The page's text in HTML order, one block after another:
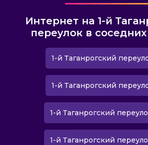
Интернет на 1-й
переулок в
1-й Таганрогский
1-й Таганрогский
1-й Таганрогский
1-й Таганрогский